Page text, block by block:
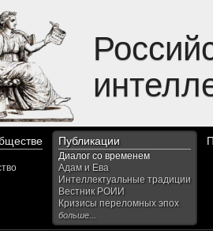
Публикации
Диалог со временем
Адам и Ева
Интеллектуальные традиции
Вестник РОИИ
Кризисы переломных эпох
больше...